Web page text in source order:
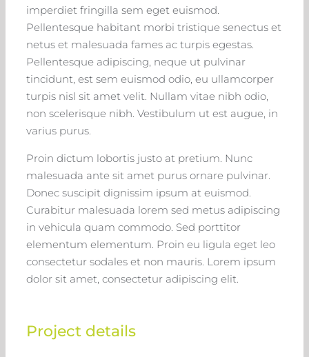
imperdiet fringilla sem eget euismod.
Pellentesque habitant morbi tristique senectus et
netus et malesuada fames ac turpis egestas.
Pellentesque adipiscing, neque ut pulvinar
tincidunt, est sem euismod odio, eu ullamcorper
turpis nisl sit amet velit. Nullam vitae nibh odio,
non scelerisque nibh. Vestibulum ut est augue, in
varius purus.
Proin dictum lobortis justo at pretium. Nunc
malesuada ante sit amet purus ornare pulvinar.
Donec suscipit dignissim ipsum at euismod.
Curabitur malesuada lorem sed metus adipiscing
in vehicula quam commodo. Sed porttitor
elementum elementum. Proin eu ligula eget leo
consectetur sodales et non mauris. Lorem ipsum
dolor sit amet, consectetur adipiscing elit.
Project details